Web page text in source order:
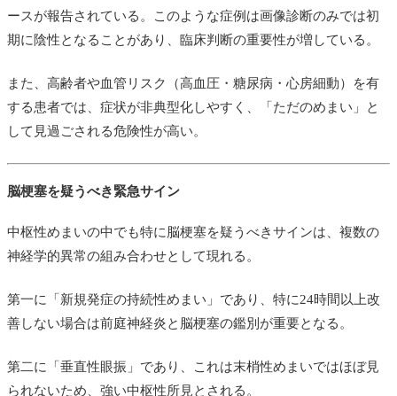
ースが報告されている。このような症例は画像診断のみでは初
期に陰性となることがあり、臨床判断の重要性が増している。
また、高齢者や血管リスク（高血圧・糖尿病・心房細動）を有
する患者では、症状が非典型化しやすく、「ただのめまい」と
して見過ごされる危険性が高い。
脳梗塞を疑うべき緊急サイン
中枢性めまいの中でも特に脳梗塞を疑うべきサインは、複数の
神経学的異常の組み合わせとして現れる。
第一に「新規発症の持続性めまい」であり、特に24時間以上改
善しない場合は前庭神経炎と脳梗塞の鑑別が重要となる。
第二に「垂直性眼振」であり、これは末梢性めまいではほぼ見
られないため、強い中枢性所見とされる。